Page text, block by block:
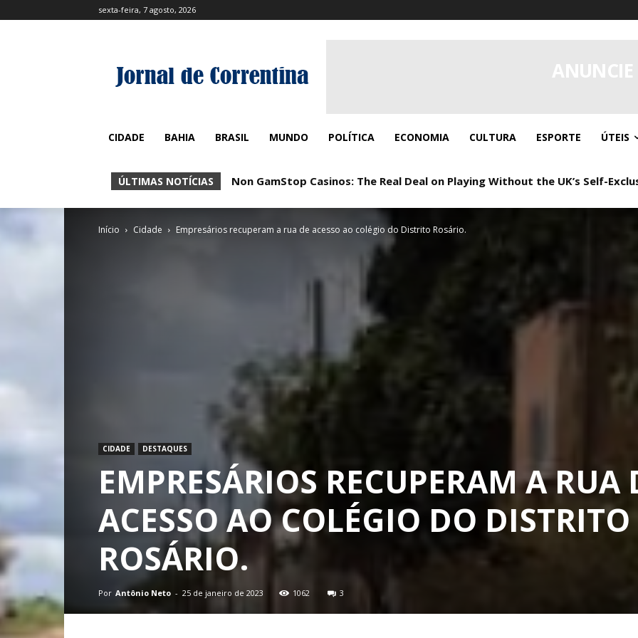
sexta-feira, 7 agosto, 2026
CIDADE BAHIA BRASIL MUNDO POLÍTICA ECONOMIA CULTURA ESPORTE ÚTEIS
ÚLTIMAS NOTÍCIAS Non GamStop Casinos: The Real Deal on Playing Without the UK’s Self-
No KYC Casinos: Real Play, Zero Paperwork
Início Cidade Empresários recuperam a rua de acesso ao colégio do Distrito Rosário.
CIDADE DESTAQUES
EMPRESÁRIOS RECUPERAM A RUA
ACESSO AO COLÉGIO DO DISTRITO
ROSÁRIO.
Por Antônio Neto - 25 de janeiro de 2023 1062 3